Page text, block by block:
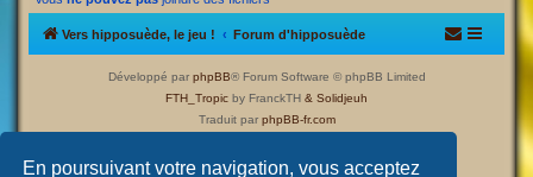
En poursuivant votre navigation, vous acceptez
Vers hipposuède, le jeu ! Forum d'hipposuède
Développé par phpBB® Forum Software © phpBB Limited
FTH_Tropic by FranckTH & Solidjeuh
Traduit par phpBB-fr.com